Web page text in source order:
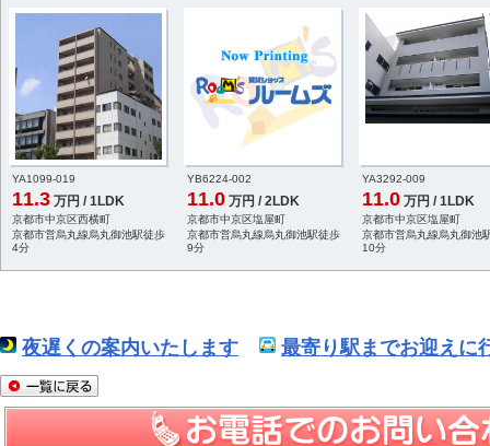
YA1099-019
11.3 万円 / 1LDK
京都市中京区西横町
京都市営烏丸線烏丸御池駅徒歩
4分
YB6224-002
11.0 万円 / 2LDK
京都市中京区塩屋町
京都市営烏丸線烏丸御池駅徒歩
9分
YA3292-009
11.0 万円 / 1LDK
京都市中京区塩屋町
京都市営烏丸線烏丸御池
10分
夜遅くの案内いたします 最寄り駅までお迎えに